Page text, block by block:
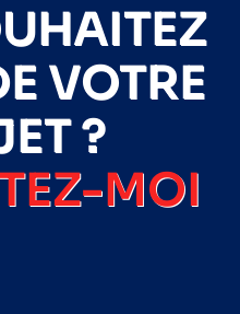
VOTRE
?
MOI